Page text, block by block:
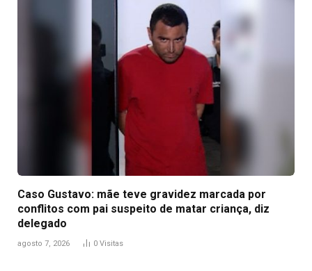
Caso Gustavo: mãe teve gravidez marcada por
conflitos com pai suspeito de matar criança, diz
delegado
agosto 7, 2026 0 Visitas